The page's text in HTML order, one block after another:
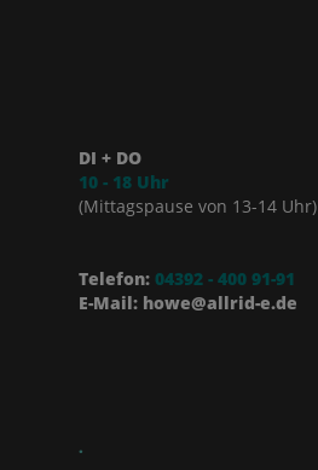
DI + DO
10 - 18 Uhr
(Mittagspause von 13-14 Uhr)
Telefon: 04392 - 400 91-91
E-Mail: howe@allrid-e.de
.